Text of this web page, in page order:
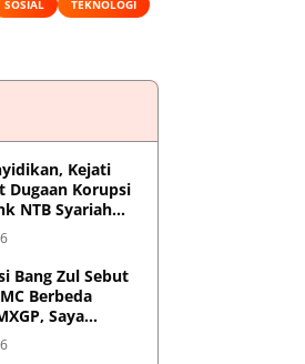
SOSIAL
TEKNOLOGI
Kejati
Dugaan Korupsi
NTB Syariah
2023
Bang Zul Sebut
Berbeda
Saya
Saksi